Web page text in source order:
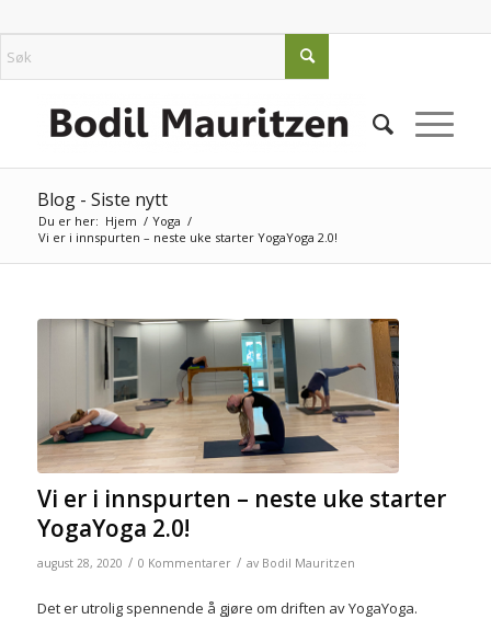
Blog - Siste nytt
Du er her: Hjem / Yoga /
Vi er i innspurten – neste uke starter YogaYoga 2.0!
Vi er i innspurten – neste uke starter
YogaYoga 2.0!
august 28, 2020 / 0 Kommentarer / av Bodil Mauritzen
Det er utrolig spennende å gjøre om driften av YogaYoga.